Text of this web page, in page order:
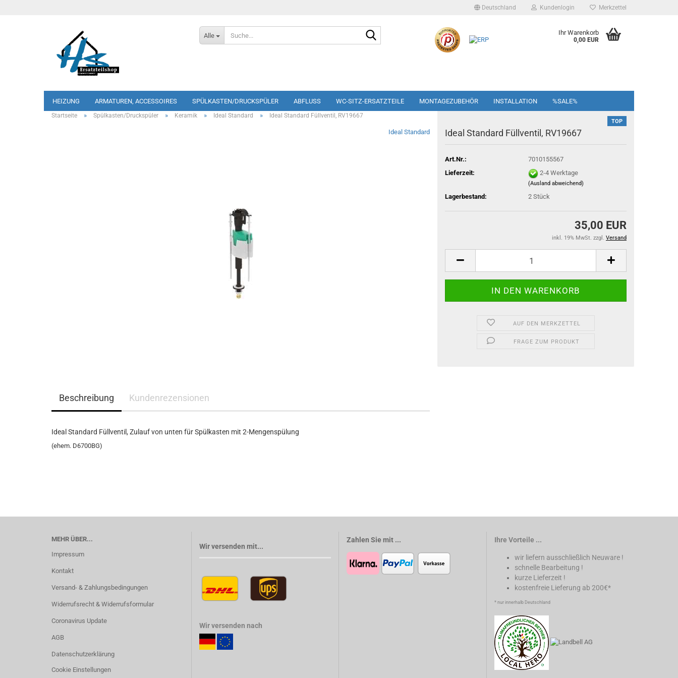
Deutschland Kundenlogin Merkzettel
Alle Ihr Warenkorb
0,00 EUR
HEIZUNG ARMATUREN, ACCESSOIRES SPÜLKASTEN/DRUCKSPÜLER ABFLUSS WC-SITZ-ERSATZTEILE MONTAGEZUBEHÖR INSTALLATION %SALE%
Startseite » Spülkasten/Druckspüler » Keramik » Ideal Standard » Ideal Standard Füllventil, RV19667
Ideal Standard
TOP
Ideal Standard Füllventil, RV19667
Art.Nr.:
7010155567
Lieferzeit:
2-4 Werktage
(Ausland abweichend)
Lagerbestand: 2 Stück
35,00 EUR
inkl. 19% MwSt. zzgl. Versand
AUF DEN MERKZETTEL
FRAGE ZUM PRODUKT
Beschreibung Kundenrezensionen
Ideal Standard Füllventil, Zulauf von unten für Spülkasten mit 2-Mengenspülung
(ehem. D6700BG)
MEHR ÜBER...
Impressum
Kontakt
Versand- & Zahlungsbedingungen
Widerrufsrecht & Widerrufsformular
Coronavirus Update
AGB
Datenschutzerklärung
Cookie Einstellungen
Wir versenden mit...
Wir versenden nach
Zahlen Sie mit ... Ihre Vorteile ...
wir liefern ausschließlich Neuware !
schnelle Bearbeitung !
kurze Lieferzeit !
kostenfreie Lieferung ab 200€*
* nur innerhalb Deutschland